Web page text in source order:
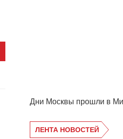
Дни Москвы прошли в
ЛЕНТА НОВОСТЕЙ